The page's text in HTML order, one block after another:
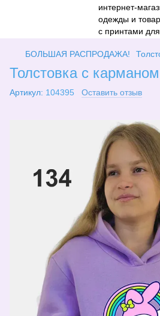
БОЛЬШАЯ РАСПРОДАЖА!
Толстовка с
Артикул: 104395 Оставить отзыв